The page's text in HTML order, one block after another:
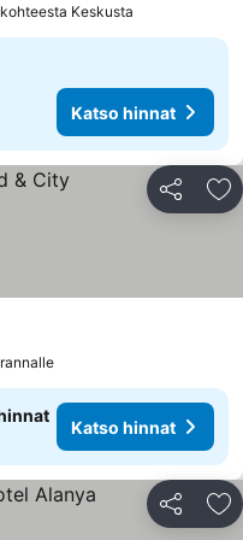
Keskusta
Katso hinnat
Jaa
Katso hinnat
Jaa